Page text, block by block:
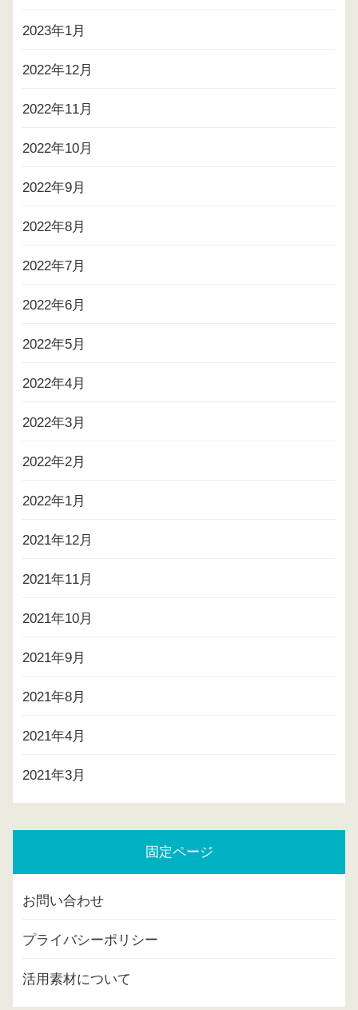
2023年1月
2022年12月
2022年11月
2022年10月
2022年9月
2022年8月
2022年7月
2022年6月
2022年5月
2022年4月
2022年3月
2022年2月
2022年1月
2021年12月
2021年11月
2021年10月
2021年9月
2021年8月
2021年4月
2021年3月
固定ページ
お問い合わせ
プライバシーポリシー
活用素材について